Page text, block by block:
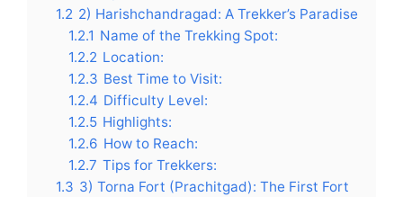
1.2 2) Harishchandragad: A Trekker’s Paradise
1.2.1 Name of the Trekking Spot:
1.2.2 Location:
1.2.3 Best Time to Visit:
1.2.4 Difficulty Level:
1.2.5 Highlights:
1.2.6 How to Reach:
1.2.7 Tips for Trekkers:
1.3 3) Torna Fort (Prachitgad): The First Fort